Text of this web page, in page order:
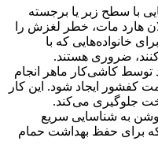
با سطح زبر یا برجسته
هارد مات، خطر لغزش را
خانواده‌هایی که با
ضروری هستند.
توسط کاشی‌کار ماهر انجام
کفشور ایجاد شود. این کار
جلوگیری می‌کند.
به شناسایی سریع
برای حفظ بهداشت حمام